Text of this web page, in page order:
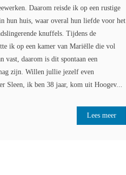
Daarom reisde ik op een rustige
hun huis, waar overal hun liefde voor het
knuffels. Tijdens de
ik op een kamer van Mariëlle die vol
vast, daarom is dit spontaan een
zijn. Willen jullie jezelf even
Sleen, ik ben 38 jaar, kom uit Hoogev...
Lees meer